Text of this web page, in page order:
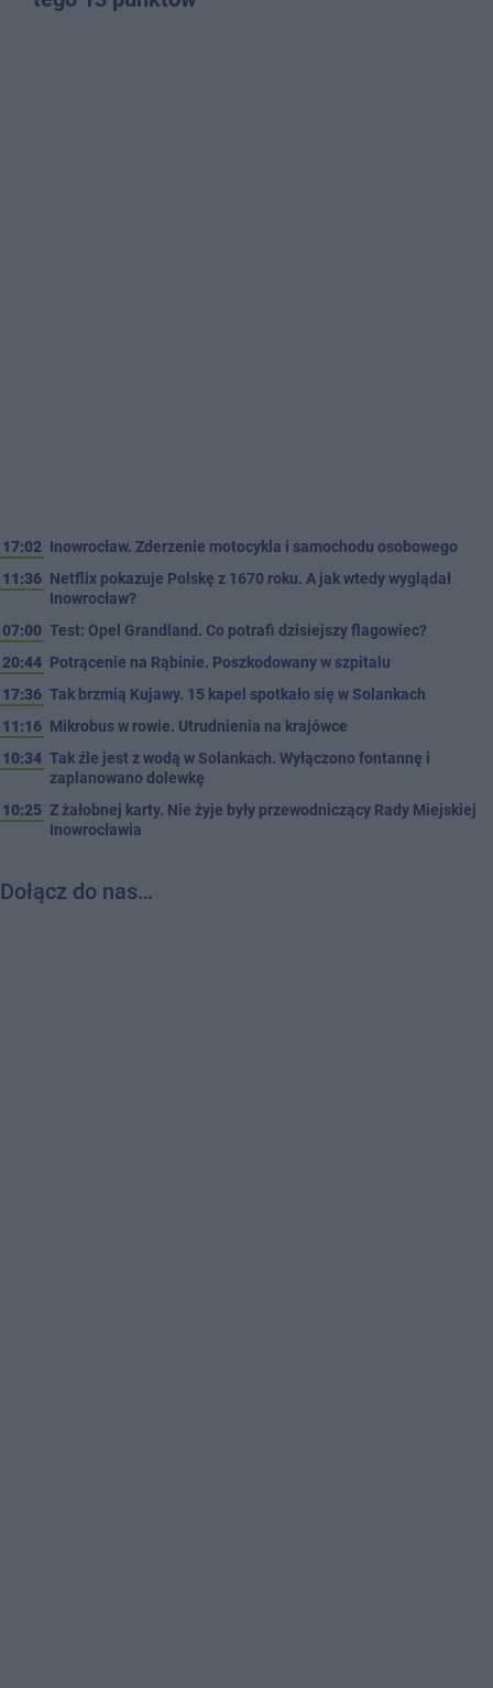
17:02 Inowrocław. Zderzenie motocykla i samochodu osobowego
11:36 Netflix pokazuje Polskę z 1670 roku. A jak wtedy wyglądał
Inowrocław?
07:00 Test: Opel Grandland. Co potrafi dzisiejszy flagowiec?
20:44 Potrącenie na Rąbinie. Poszkodowany w szpitalu
17:36 Tak brzmią Kujawy. 15 kapel spotkało się w Solankach
11:16 Mikrobus w rowie. Utrudnienia na krajówce
10:34 Tak źle jest z wodą w Solankach. Wyłączono fontannę i
zaplanowano dolewkę
10:25 Z żałobnej karty. Nie żyje były przewodniczący Rady Miejskiej
Inowrocławia
Dołącz do nas…